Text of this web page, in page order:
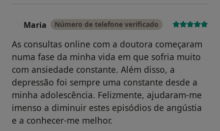
Maria Número de telefone verificado
As consultas online com a doutora começaram
numa fase da minha vida em que sofria muito
com ansiedade constante. Além disso, a
depressão foi sempre uma constante desde a
minha adolescência. Felizmente, ajudaram-me
imenso a diminuir estes episódios de angústia
e a conhecer-me melhor.